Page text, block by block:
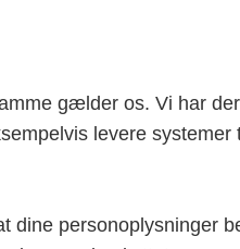
gælder os. Vi har
levere
dine personoplysninger